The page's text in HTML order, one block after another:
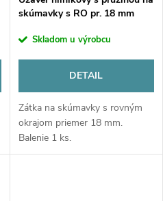
skúmavky s RO pr. 18 mm
Skladom u výrobcu
DETAIL
Zátka na skúmavky s rovným
okrajom priemer 18 mm.
Balenie 1 ks.